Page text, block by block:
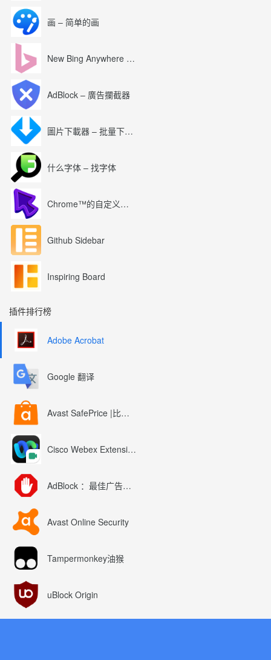
画 – 简单的画
New Bing Anywhere (Bing Chat GPT-4)
AdBlock – 廣告攔截器
圖片下載器 – 批量下載圖片
什么字体 – 找字体
Chrome™的自定义光标
Github Sidebar
Inspiring Board
插件排行榜
Adobe Acrobat
Google 翻译
Avast SafePrice |比较、交易、优惠券
Cisco Webex Extension
AdBlock ：最佳广告拦截工具
Avast Online Security
Tampermonkey油猴
uBlock Origin